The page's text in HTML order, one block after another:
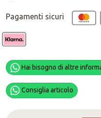
Pagamenti sicuri
Hai bisogno di altre
Consiglia articolo